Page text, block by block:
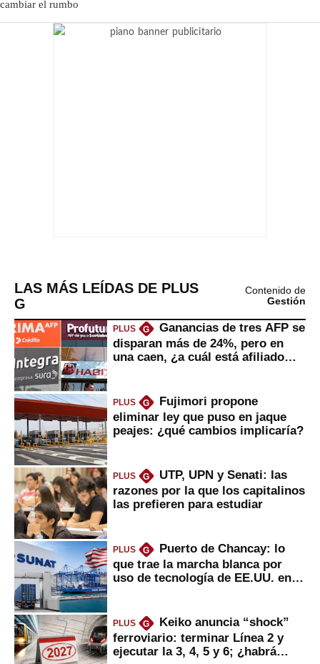
LAS MÁS LEÍDAS DE PLUS
G
Contenido de
Gestión
PLUS G
Ganancias de tres AFP se
disparan más de 24%, pero en
una caen, ¿a cuál está afiliado
PLUS G
Fujimori propone
eliminar ley que puso en jaque
peajes: ¿qué cambios implicaría?
PLUS G
UTP, UPN y Senati: las
razones por la que los capitalinos
las prefieren para estudiar
PLUS G
Puerto de Chancay: lo
que trae la marcha blanca por
uso de tecnología de EE.UU. en
PLUS G
Keiko anuncia “shock”
ferroviario: terminar Línea 2 y
ejecutar la 3, 4, 5 y 6; ¿habrá